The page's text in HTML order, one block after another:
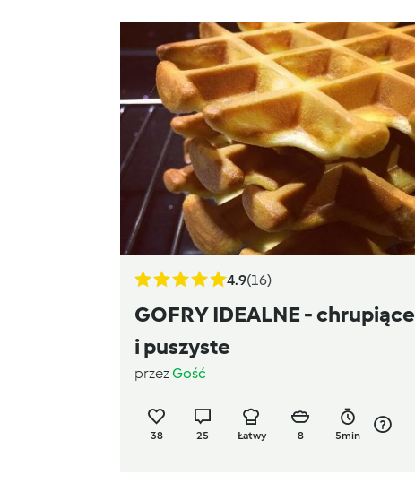
4.9(16)
GOFRY IDEALNE - chrupiące
i puszyste
przezGość
38 25 Łatwy 8 5min